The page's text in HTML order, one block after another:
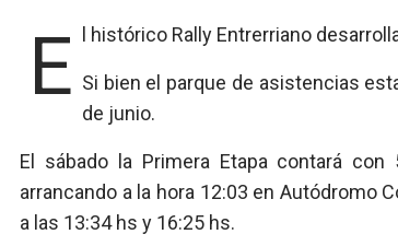
El histórico Rally Entrerriano
Si bien el parque de asistencias
de junio.
El sábado la Primera Etapa contará
arrancando a la hora 12:03 en Autódromo
a las 13:34 hs y 16:25 hs.